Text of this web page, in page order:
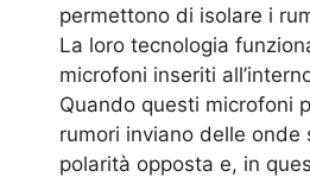
permettono di isolare i
La loro tecnologia
microfoni inseriti
Quando questi microfoni
rumori inviano delle onde
polarità opposta e, in